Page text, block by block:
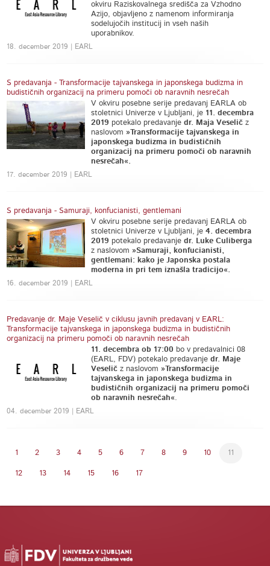
okviru Raziskovalnega središča za Vzhodno
Azijo, objavljeno z namenom informiranja
sodelujočih institucij in vseh naših
uporabnikov.
18. december 2019 | EARL
S predavanja - Transformacije tajvanskega in japonskega budizma in
budističnih organizacij na primeru pomoči ob naravnih nesrečah
V okviru posebne serije predavanj EARLA ob
stoletnici Univerze v Ljubljani, je 11. decembra
2019 potekalo predavanjedr. Maja Veselič z
naslovom »Transformacije tajvanskega in
japonskega budizma in budističnih
organizacij na primeru pomoči ob naravnih
nesrečah«.
17. december 2019 | EARL
S predavanja - Samuraji, konfucianisti, gentlemani
V okviru posebne serije predavanj EARLA ob
stoletnici Univerze v Ljubljani, je4. decembra
2019 potekalo predavanjedr. Luke Culiberga
z naslovom »Samuraji, konfucianisti,
gentlemani: kako je Japonska postala
moderna in pri tem iznašla tradicijo«.
16. december 2019 | EARL
Predavanje dr. Maje Veselič v ciklusu javnih predavanj v EARL:
Transformacije tajvanskega in japonskega budizma in budističnih
organizacij na primeru pomoči ob naravnih nesrečah
11. decembra ob 17:00 bo v predavalnici 08
(EARL, FDV) potekalo predavanjedr. Maje
Veselič z naslovom »Transformacije
tajvanskega in japonskega budizma in
budističnih organizacij na primeru pomoči
ob naravnih nesrečah«.
04. december 2019 | EARL
1 2 3 4 5 6 7 8 9 10 11
12 13 14 15 16 17